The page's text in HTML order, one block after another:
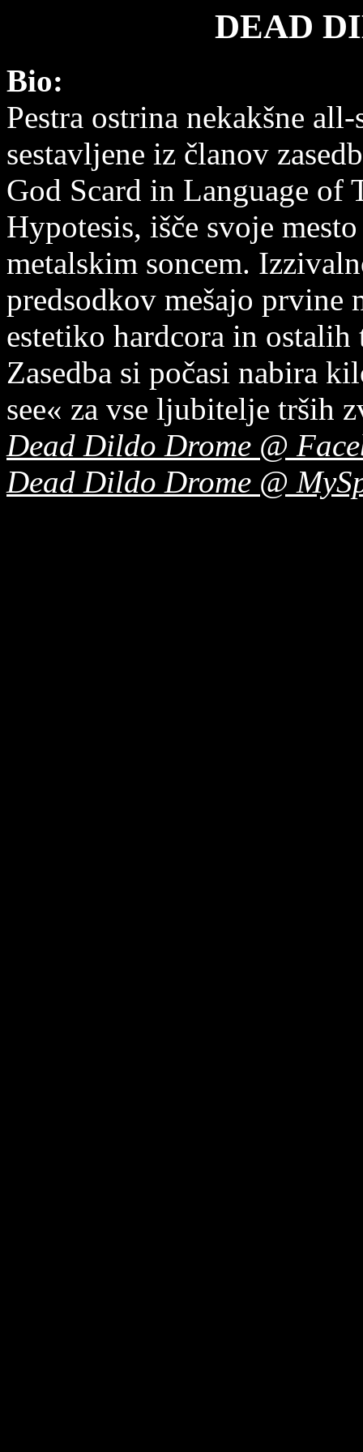
DEAD
Bio:
Pestra ostrina nekakšne all-
sestavljene iz članov
God Scard in Language of
Hypotesis, išče svoje
metalskim soncem.
predsodkov mešajo prvine
estetiko hardcora in
Zasedba si počasi nabira
see« za vse ljubitelje trših
Dead Dildo Drome @
Dead Dildo Drome @